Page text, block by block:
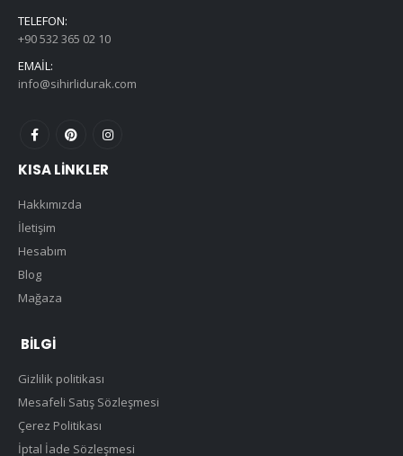
TELEFON:
+90 532 365 02 10
EMAIL:
info@sihirlidurak.com
KISA LINKLER
Hakkımızda
İletişim
Hesabım
Blog
Mağaza
BILGI
Gizlilik politikası
Mesafeli Satış Sözleşmesi
Çerez Politikası
İptal İade Sözleşmesi